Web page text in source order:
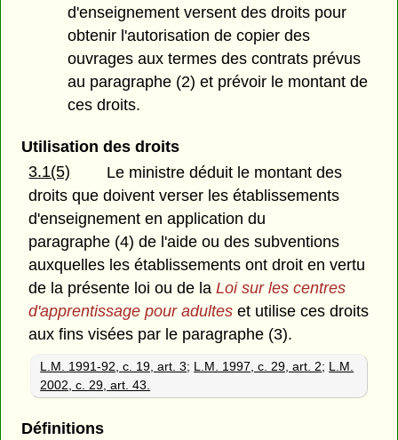
d'enseignement versent des droits pour
obtenir l'autorisation de copier des
ouvrages aux termes des contrats prévus
au paragraphe (2) et prévoir le montant de
ces droits.
Utilisation des droits
3.1(5)
Le ministre déduit le montant des
droits que doivent verser les établissements
d'enseignement en application du
paragraphe (4) de l'aide ou des subventions
auxquelles les établissements ont droit en vertu
de la présente loi ou de laLoi sur les centres
d'apprentissage pour adultes et utilise ces droits
aux fins visées par le paragraphe (3).
L.M. 1991-92, c. 19, art. 3; L.M. 1997, c. 29, art. 2; L.M.
2002, c. 29, art. 43.
Définitions